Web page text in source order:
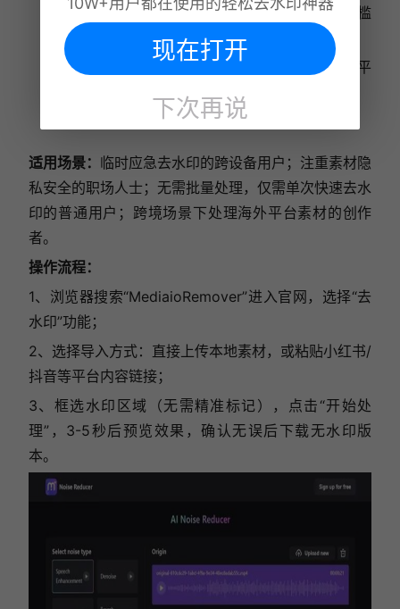
兼容电脑/手机全浏览器，无需安装APP，零门槛
上手；
处理速度比普通工具快50%，小红书、抖音等平
台水印解析成功率超90%；
免费版支持1080P高清导出，无广告干扰。
适用场景： 临时应急去水印的跨设备用户；注重素材隐
私安全的职场人士；无需批量处理，仅需单次快速去水
印的普通用户；跨境场景下处理海外平台素材的创作
者。
操作流程：
1、浏览器搜索“MediaioRemover”进入官网，选择“去
水印”功能；
2、选择导入方式：直接上传本地素材，或粘贴小红书/
抖音等平台内容链接；
3、框选水印区域（无需精准标记），点击“开始处
理”，3-5秒后预览效果，确认无误后下载无水印版
本。
现在打开
下次再说